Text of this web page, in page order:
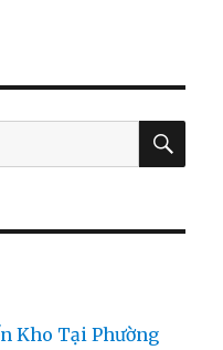
TÌM
Kho Tại Phường